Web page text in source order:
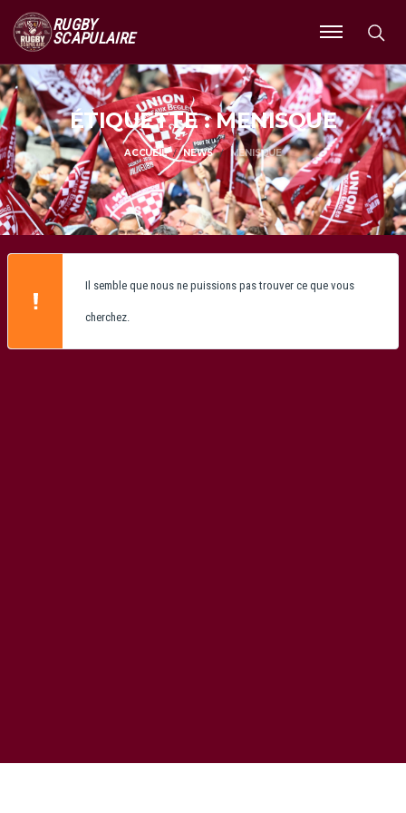
RUGBY
SCAPULAIRE
Ouvrir
le
menu
ÉTIQUETTE : MENISQUE
ACCUEIL NEWS MENISQUE
Il semble que nous ne puissions pas trouver ce que vous
cherchez.